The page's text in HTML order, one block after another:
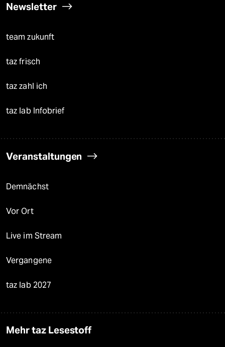
Newsletter
team zukunft
taz frisch
taz zahl ich
taz lab Infobrief
Veranstaltungen
Demnächst
Vor Ort
Live im Stream
Vergangene
taz lab 2027
Mehr taz Lesestoff